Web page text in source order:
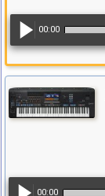
00:00
00:00